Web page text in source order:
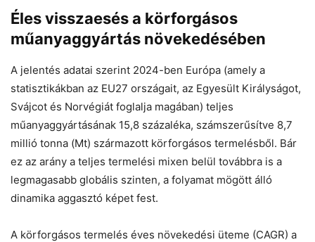
Éles visszaesés a körforgásos
műanyaggyártás növekedésében
A jelentés adatai szerint 2024-ben Európa (amely a
statisztikákban az EU27 országait, az Egyesült Királyságot,
Svájcot és Norvégiát foglalja magában) teljes
műanyaggyártásának 15,8 százaléka, számszerűsítve 8,7
millió tonna (Mt) származott körforgásos termelésből. Bár
ez az arány a teljes termelési mixen belül továbbra is a
legmagasabb globális szinten, a folyamat mögött álló
dinamika aggasztó képet fest.
A körforgásos termelés éves növekedési üteme (CAGR) a